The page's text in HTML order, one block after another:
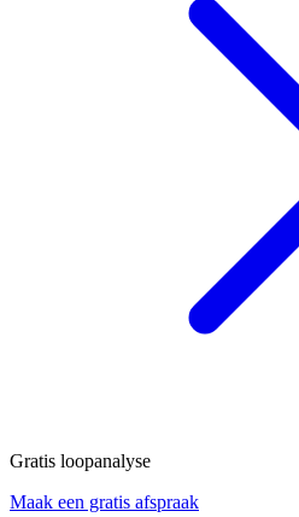
Gratis loopanalyse
Maak een gratis afspraak